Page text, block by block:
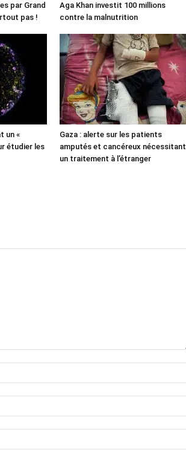
par Grand
pas !
Aga Khan investit 100 millions
contre la malnutrition
un «
étudier les
Gaza : alerte sur les patients
amputés et cancéreux nécessitant
un traitement à l’étranger